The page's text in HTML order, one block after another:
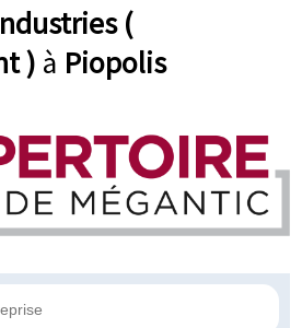
(
) à Piopolis